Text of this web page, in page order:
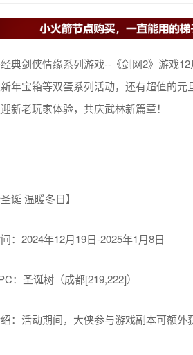
典剑侠情缘系列游戏--《剑网2》游戏
年宝箱等双蛋系列活动，还有超值的
新老玩家体验，共庆武林新篇章！
圣诞 温暖冬日】
：2024年12月19日-2025年1月8日
：圣诞树（成都[219,222]）
：活动期间，大侠参与游戏副本可额